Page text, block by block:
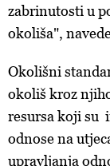
zabrinutosti u
okoliša",
Okolišni
okoliš kroz
resursa koji su
odnose na
upravljanja